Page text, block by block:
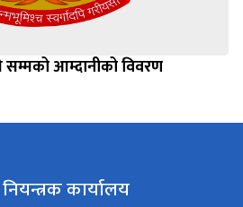
आम्दानीको विवरण
कार्यालय